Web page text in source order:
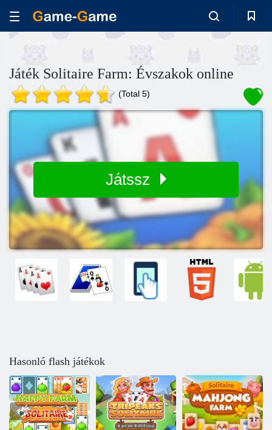
Játék Solitaire Farm: Évszakok online
(Total 5)
Játssz
Hasonló flash játékok